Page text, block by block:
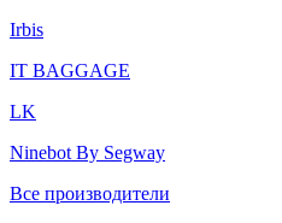
Irbis
IT BAGGAGE
LK
Ninebot By Segway
Все производители